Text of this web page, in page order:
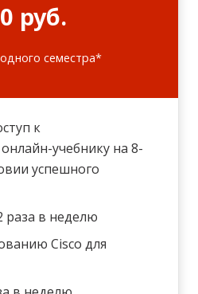
руб.
семестра*
к
учебнику на 8-
успешного
раза в неделю
Cisco для